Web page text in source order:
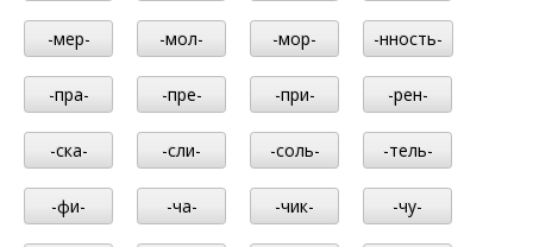
-мер- -мол- -мор- -нность-
-пра- -пре- -при- -рен-
-ска- -сли- -соль- -тель-
-фи- -ча- -чик- -чу-